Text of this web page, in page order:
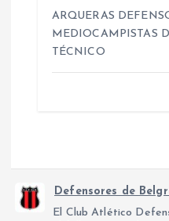
ARQUERAS
MEDIOCAMPISTAS
TÉCNICO
Defensores de
El Club Atlético